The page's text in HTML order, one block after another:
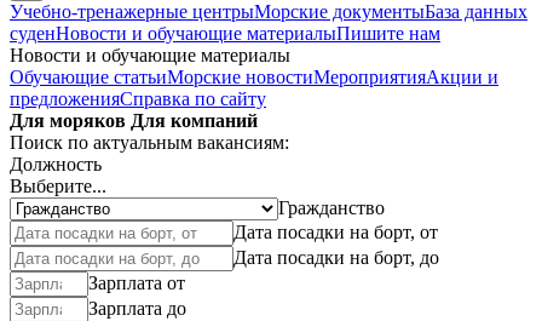
Учебно-тренажерные центрыМорские документыБаза данных
суденНовости и обучающие материалыПишите нам
Новости и обучающие материалы
Обучающие статьиМорские новостиМероприятияАкции и
предложенияСправка по сайту
Для моряков Для компаний
Поиск по актуальным вакансиям:
Должность
Выберите...
Гражданство
Дата посадки на борт, от
Дата посадки на борт, до
Зарплата от
Зарплата до